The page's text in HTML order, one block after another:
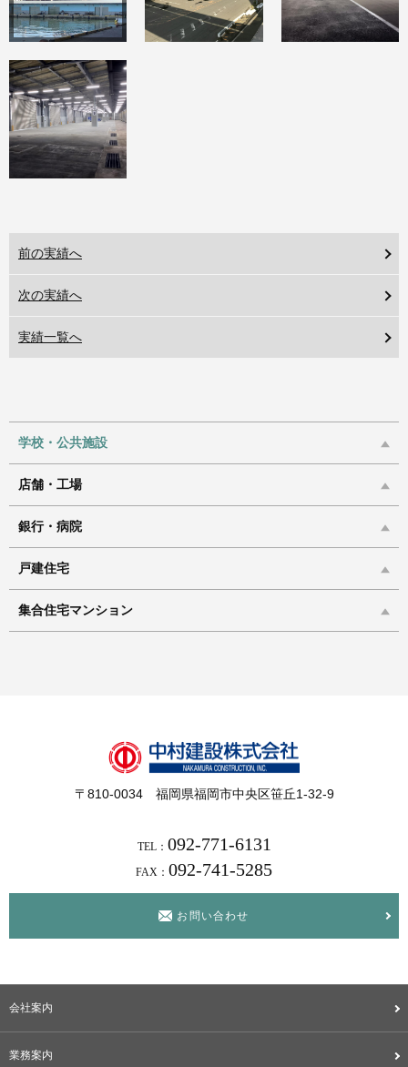
前の実績へ
次の実績へ
実績一覧へ
学校・公共施設
店舗・工場
銀行・病院
戸建住宅
集合住宅マンション
〒810-0034 福岡県福岡市中央区笹丘1-32-9
TEL： 092-771-6131
FAX： 092-741-5285
お問い合わせ
会社案内
業務案内